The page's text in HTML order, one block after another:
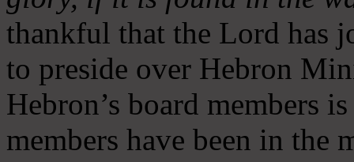
thankful that the Lord has
to preside over Hebron
Hebron’s board members
members have been in